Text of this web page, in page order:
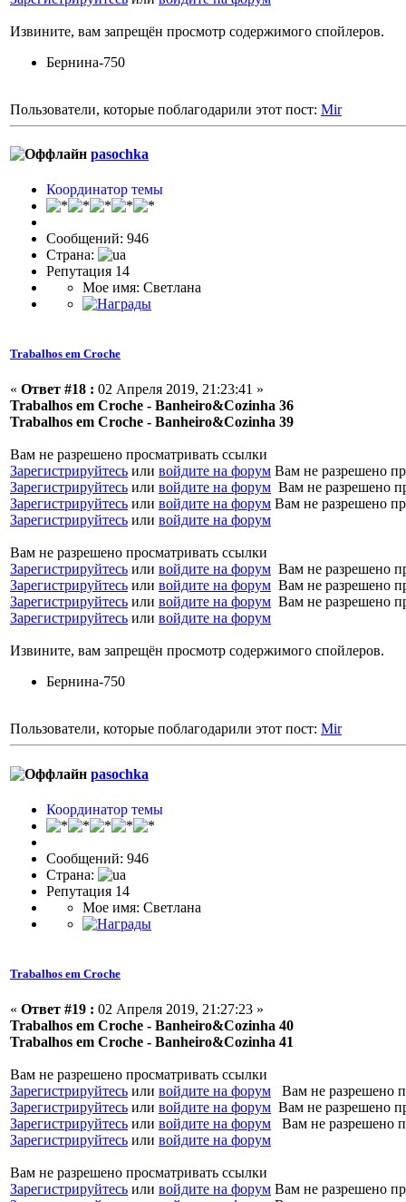
Извините, вам запрещён просмотр содержимого спойлеров.
Бернина-750
Пользователи, которые поблагодарили этот пост: Mir
pasochka
Координатор темы
Сообщений: 946
Страна:
Репутация 14
Мое имя: Светлана
Trabalhos em Croche
« Ответ #18 : 02 Апреля 2019, 21:23:41 »
Trabalhos em Croche - Banheiro&Cozinha 36
Trabalhos em Croche - Banheiro&Cozinha 39
Вам не разрешено просматривать ссылки
Зарегистрируйтесь или войдите на форум Вам не разрешено
Зарегистрируйтесь или войдите на форум Вам не разрешено
Зарегистрируйтесь или войдите на форум Вам не разрешено
Зарегистрируйтесь или войдите на форум
Вам не разрешено просматривать ссылки
Зарегистрируйтесь или войдите на форум Вам не разрешено
Зарегистрируйтесь или войдите на форум Вам не разрешено
Зарегистрируйтесь или войдите на форум Вам не разрешено
Зарегистрируйтесь или войдите на форум
Извините, вам запрещён просмотр содержимого спойлеров.
Бернина-750
Пользователи, которые поблагодарили этот пост: Mir
pasochka
Координатор темы
Сообщений: 946
Страна:
Репутация 14
Мое имя: Светлана
Trabalhos em Croche
« Ответ #19 : 02 Апреля 2019, 21:27:23 »
Trabalhos em Croche - Banheiro&Cozinha 40
Trabalhos em Croche - Banheiro&Cozinha 41
Вам не разрешено просматривать ссылки
Зарегистрируйтесь или войдите на форум Вам не разрешено
Зарегистрируйтесь или войдите на форум Вам не разрешено
Зарегистрируйтесь или войдите на форум Вам не разрешено
Зарегистрируйтесь или войдите на форум
Вам не разрешено просматривать ссылки
Зарегистрируйтесь или войдите на форум Вам не разрешено